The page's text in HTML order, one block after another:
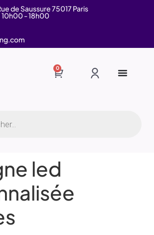
de Saussure 75017 Paris
10h00 - 18h00
0
led